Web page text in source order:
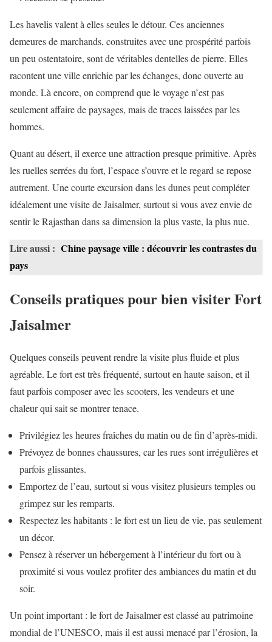
Les havelis valent à elles seules le détour. Ces anciennes
demeures de marchands, construites avec une prospérité parfois
un peu ostentatoire, sont de véritables dentelles de pierre. Elles
racontent une ville enrichie par les échanges, donc ouverte au
monde. Là encore, on comprend que le voyage n’est pas
seulement affaire de paysages, mais de traces laissées par les
hommes.
Quant au désert, il exerce une attraction presque primitive. Après
les ruelles serrées du fort, l’espace s’ouvre et le regard se repose
autrement. Une courte excursion dans les dunes peut compléter
idéalement une visite de Jaisalmer, surtout si vous avez envie de
sentir le Rajasthan dans sa dimension la plus vaste, la plus nue.
Lire aussi : Chine paysage ville : découvrir les contrastes du
pays
Conseils pratiques pour bien visiter Fort
Jaisalmer
Quelques conseils peuvent rendre la visite plus fluide et plus
agréable. Le fort est très fréquenté, surtout en haute saison, et il
faut parfois composer avec les scooters, les vendeurs et une
chaleur qui sait se montrer tenace.
Privilégiez les heures fraîches du matin ou de fin d’après-midi.
Prévoyez de bonnes chaussures, car les rues sont irrégulières et
parfois glissantes.
Emportez de l’eau, surtout si vous visitez plusieurs temples ou
grimpez sur les remparts.
Respectez les habitants : le fort est un lieu de vie, pas seulement
un décor.
Pensez à réserver un hébergement à l’intérieur du fort ou à
proximité si vous voulez profiter des ambiances du matin et du
soir.
Un point important : le fort de Jaisalmer est classé au patrimoine
mondial de l’UNESCO, mais il est aussi menacé par l’érosion, la